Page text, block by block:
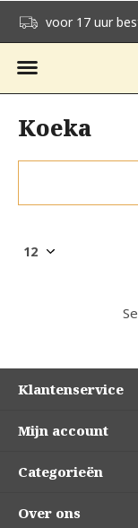
voor 17 uur
Koeka
Klantenservice
Mijn account
Categorieën
Over ons